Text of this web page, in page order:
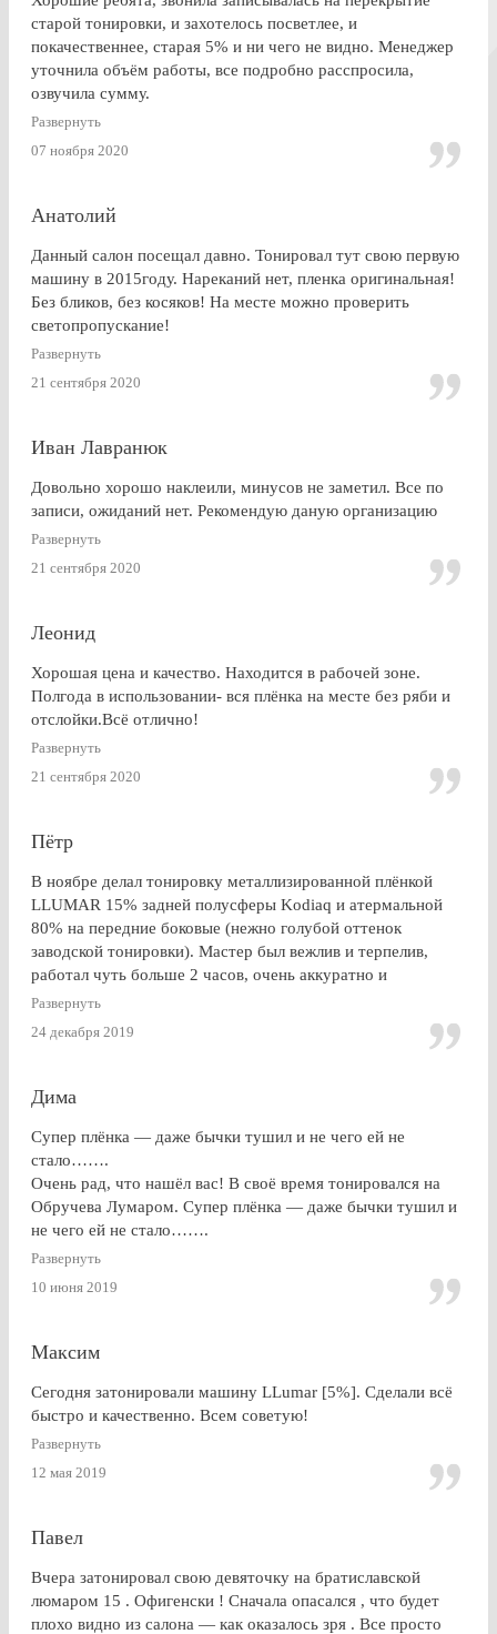
старой тонировки, и захотелось посветлее, и
покачественнее, старая 5% и ни чего не видно. Менеджер
уточнила объём работы, все подробно расспросила,
озвучила сумму.
По Работе и в целом претензии нет. Только опоздала к
завершении работ, машина ждала уже готовая меня. Жаль,
что заранее не позвонили.
Развернуть
07 ноября 2020
Анатолий
Данный салон посещал давно. Тонировал тут свою первую
машину в 2015году. Нареканий нет, пленка оригинальная!
Без бликов, без косяков! На месте можно проверить
светопропускание!
Развернуть
21 сентября 2020
Иван Лавранюк
Довольно хорошо наклеили, минусов не заметил. Все по
записи, ожиданий нет. Рекомендую даную организацию
Развернуть
21 сентября 2020
Леонид
Хорошая цена и качество. Находится в рабочей зоне.
Полгода в использовании- вся плёнка на месте без ряби и
отслойки.Всё отлично!
Развернуть
21 сентября 2020
Пётр
В ноябре делал тонировку металлизированной плёнкой
LLUMAR 15% задней полусферы Kodiaq и атермальной
80% на передние боковые (нежно голубой оттенок
заводской тонировки). Мастер был вежлив и терпелив,
работал чуть больше 2 часов, очень аккуратно и
профессионально. Результат на 5+ ! Особенно приятно
получить гарантию на работу и плёнку. Отдельное спасибо
за консультацию, как до работ, так по их завершении!
Развернуть
24 декабря 2019
Дима
Супер плёнка — даже бычки тушил и не чего ей не
стало…….
Очень рад, что нашёл вас! В своё время тонировался на
Обручева Лумаром. Супер плёнка — даже бычки тушил и
не чего ей не стало…….
Развернуть
10 июня 2019
Максим
Сегодня затонировали машину LLumar [5%]. Сделали всё
быстро и качественно. Всем советую!
Развернуть
12 мая 2019
Павел
Вчера затонировал свою девяточку на братиславской
люмаром 15 . Офигенски ! Сначала опасался , что будет
плохо видно из салона — как оказалось зря . Все просто